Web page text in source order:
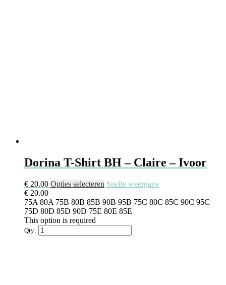
Dorina T-Shirt BH – Claire – Ivoor
€ 20.00 Opties selecteren Snelle weergave
€ 20.00
75A 80A 75B 80B 85B 90B 95B 75C 80C 85C 90C 95C
75D 80D 85D 90D 75E 80E 85E
This option is required
Qty: